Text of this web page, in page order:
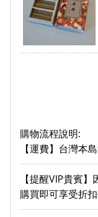
購物流程說明:
【運費】台灣本
【提醒VIP貴賓
購買即可享受折